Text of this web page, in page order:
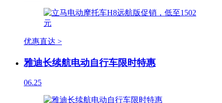
优惠直达 >
雅迪长续航电动自行车限时特惠
06.25